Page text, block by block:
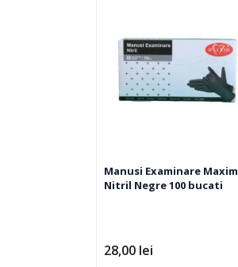
Manusi Examinare Maxim
Nitril Negre 100 bucati
28,00 lei